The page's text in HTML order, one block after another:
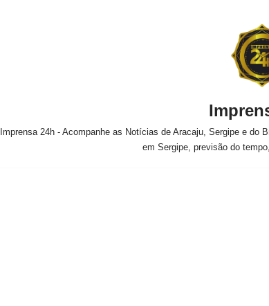
Imprensa 24h - Acompanhe as Notícias de Aracaju, Sergipe e do
em Sergipe, previsão do